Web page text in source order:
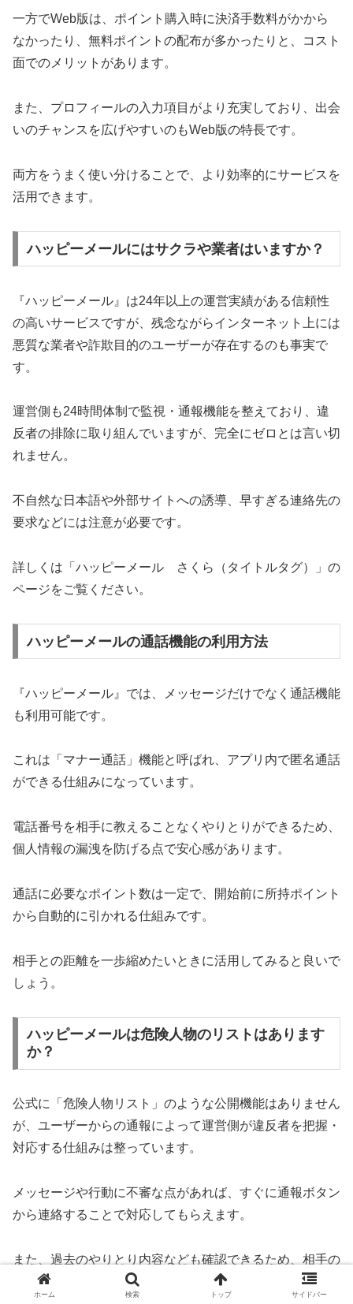
一方でWeb版は、ポイント購入時に決済手数料がかから
なかったり、無料ポイントの配布が多かったりと、コスト
面でのメリットがあります。
また、プロフィールの入力項目がより充実しており、出会
いのチャンスを広げやすいのもWeb版の特長です。
両方をうまく使い分けることで、より効率的にサービスを
活用できます。
ハッピーメールにはサクラや業者はいますか？
『ハッピーメール』は24年以上の運営実績がある信頼性
の高いサービスですが、残念ながらインターネット上には
悪質な業者や詐欺目的のユーザーが存在するのも事実で
す。
運営側も24時間体制で監視・通報機能を整えており、違
反者の排除に取り組んでいますが、完全にゼロとは言い切
れません。
不自然な日本語や外部サイトへの誘導、早すぎる連絡先の
要求などには注意が必要です。
詳しくは「ハッピーメール さくら（タイトルタグ）」の
ページをご覧ください。
ハッピーメールの通話機能の利用方法
『ハッピーメール』では、メッセージだけでなく通話機能
も利用可能です。
これは「マナー通話」機能と呼ばれ、アプリ内で匿名通話
ができる仕組みになっています。
電話番号を相手に教えることなくやりとりができるため、
個人情報の漏洩を防げる点で安心感があります。
通話に必要なポイント数は一定で、開始前に所持ポイント
から自動的に引かれる仕組みです。
相手との距離を一歩縮めたいときに活用してみると良いで
しょう。
ハッピーメールは危険人物のリストはあります
か？
公式に「危険人物リスト」のような公開機能はありません
が、ユーザーからの通報によって運営側が違反者を把握・
対応する仕組みは整っています。
メッセージや行動に不審な点があれば、すぐに通報ボタン
から連絡することで対応してもらえます。
また、過去のやりとり内容なども確認できるため、相手の
信用度を自分で判断することも可能です。
ホーム 検索 トップ サイドバー